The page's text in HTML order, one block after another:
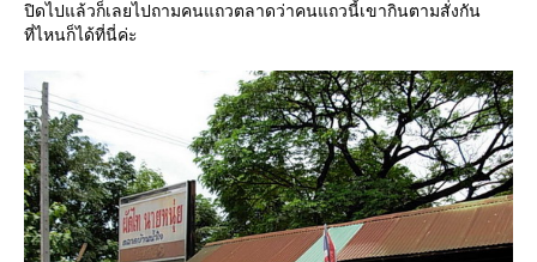
ปิดไปแล้วก็เลยไปถามคนแถวตลาดว่าคนแถวนี้เขากินตามสั่งกัน
ที่ไหนก็ได้ที่นี่ค่ะ